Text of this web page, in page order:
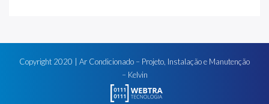
Copyright 2020 | Ar Condicionado – Projeto, Instalação e Manutenção
– Kelvin